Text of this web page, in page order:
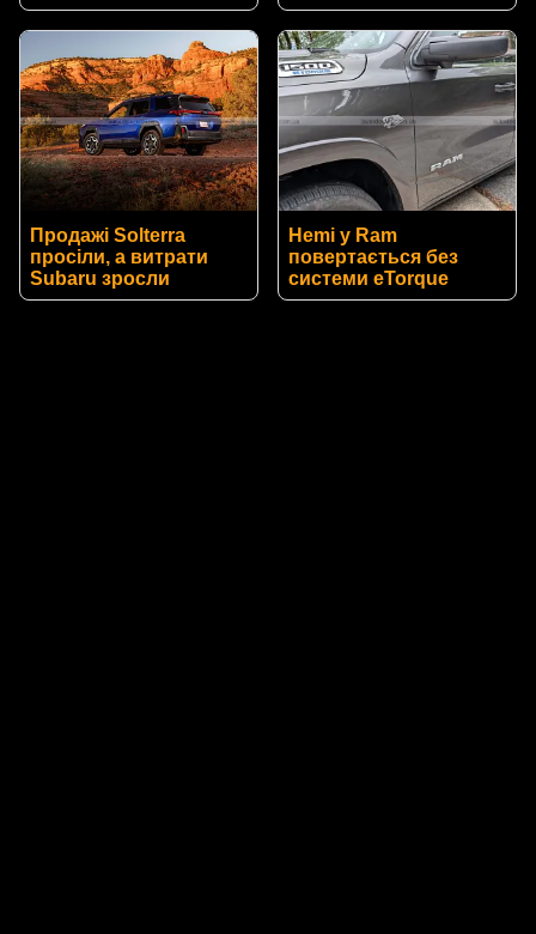
Продажі Solterra
просіли, а витрати
Subaru зросли
Hemi у Ram
повертається без
системи eTorque